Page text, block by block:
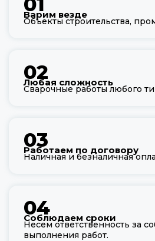
Варим везде
Объекты строительства,
02
Любая сложность
Сварочные работы любого
03
Работаем по договору
Наличная и безналичная
04
Соблюдаем сроки
Несем ответственность за
выполнения работ.